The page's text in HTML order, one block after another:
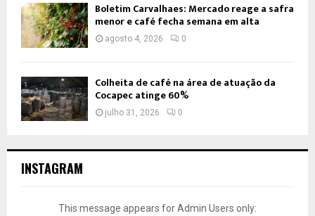
Boletim Carvalhaes: Mercado reage a safra
menor e café fecha semana em alta
agosto 4, 2026 0
Colheita de café na área de atuação da
Cocapec atinge 60%
julho 31, 2026 0
INSTAGRAM
This message appears for Admin Users only: